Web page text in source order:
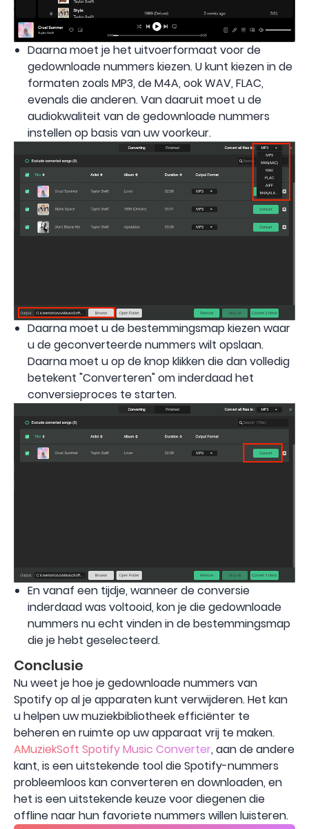
Daarna moet je het uitvoerformaat voor de
gedownloade nummers kiezen. U kunt kiezen in de
formaten zoals MP3, de M4A, ook WAV, FLAC,
evenals die anderen. Van daaruit moet u de
audiokwaliteit van de gedownloade nummers
instellen op basis van uw voorkeur.
Daarna moet u de bestemmingsmap kiezen waar
u de geconverteerde nummers wilt opslaan.
Daarna moet u op de knop klikken die dan volledig
betekent "Converteren" om inderdaad het
conversieproces te starten.
En vanaf een tijdje, wanneer de conversie
inderdaad was voltooid, kon je die gedownloade
nummers nu echt vinden in de bestemmingsmap
die je hebt geselecteerd.
Conclusie
Nu weet je hoe je gedownloade nummers van
Spotify op al je apparaten kunt verwijderen. Het kan
u helpen uw muziekbibliotheek efficiënter te
beheren en ruimte op uw apparaat vrij te maken.
AMuziekSoft Spotify Music Converter, aan de andere
kant, is een uitstekende tool die Spotify-nummers
probleemloos kan converteren en downloaden, en
het is een uitstekende keuze voor diegenen die
offline naar hun favoriete nummers willen luisteren.